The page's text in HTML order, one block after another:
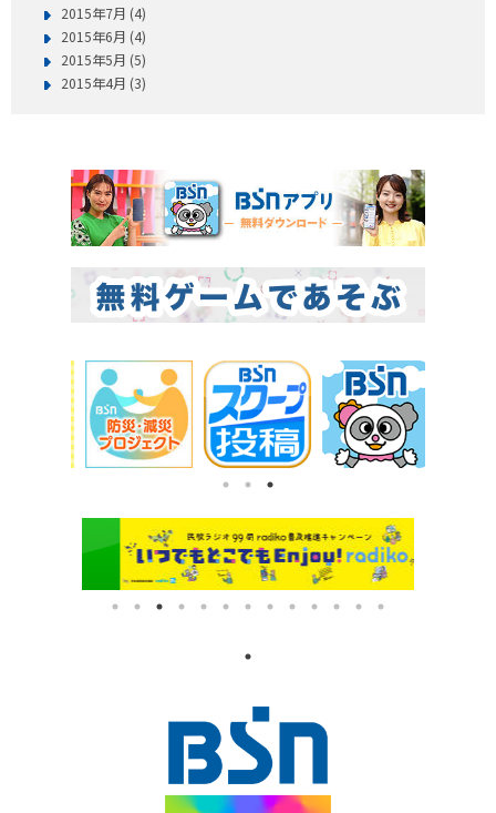
2015年7月 (4)
2015年6月 (4)
2015年5月 (5)
2015年4月 (3)